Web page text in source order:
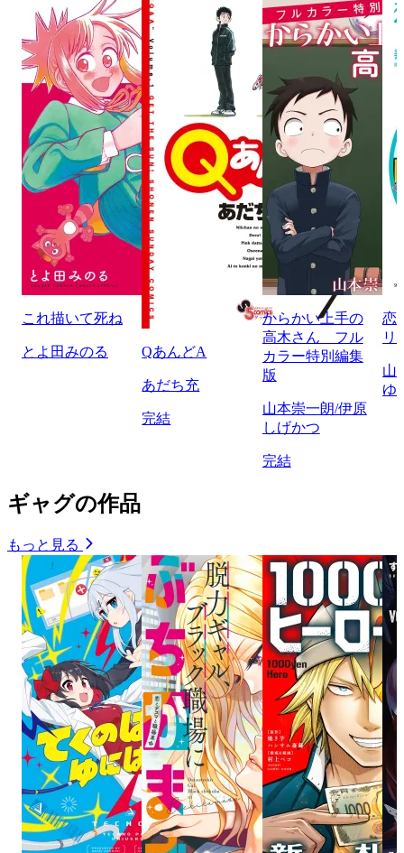
これ描いて死ね
とよ田みのる QあんどA
あだち充
完結
からかい上手の
高木さん フル
カラー特別編集
版
山本崇一朗/伊原
しげかつ
完結
恋
リ
山
ゆ
ギャグの作品
もっと見る